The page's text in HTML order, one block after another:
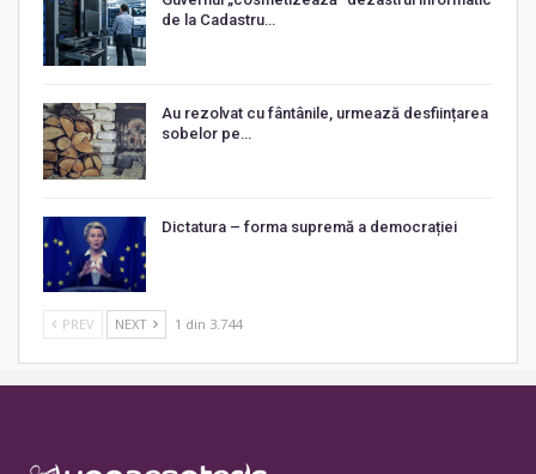
de la Cadastru…
Au rezolvat cu fântânile, urmează desființarea
sobelor pe…
Dictatura – forma supremă a democrației
PREV NEXT 1 din 3.744